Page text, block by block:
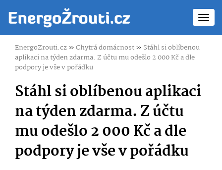
EnergoZrouti.cz»Chytrá domácnost» Stáhl si oblíbenou
aplikaci na týden zdarma. Z účtu mu odešlo 2 000 Kč a dle
podpory je vše v pořádku
Stáhl si oblíbenou aplikaci
na týden zdarma. Z účtu
mu odešlo 2 000 Kč a dle
podpory je vše v pořádku